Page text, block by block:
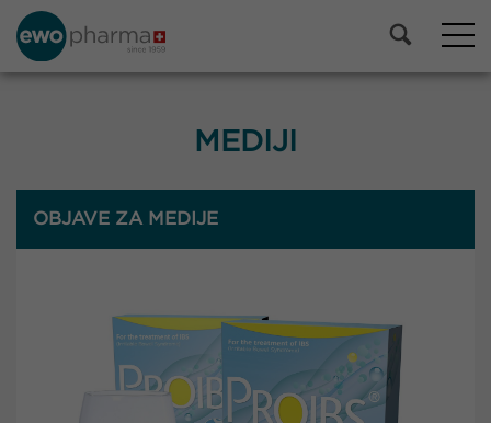
MEDIJI
OBJAVE ZA MEDIJE